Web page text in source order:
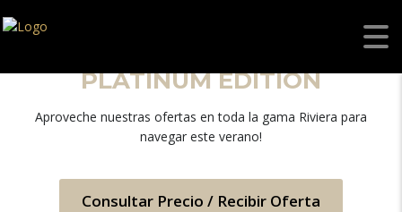
RIVIERA 5400 SPORT YACHT
PLATINUM EDITION
Aproveche nuestras ofertas en toda la gama Riviera para
navegar este verano!
Consultar Precio / Recibir Oferta